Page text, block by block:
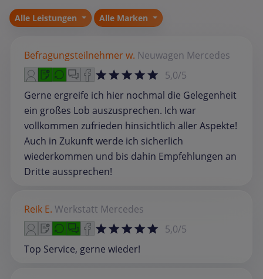
Alle Leistungen Alle Marken
Befragungsteilnehmer w. Neuwagen Mercedes
5,0/5
Gerne ergreife ich hier nochmal die Gelegenheit
ein großes Lob auszusprechen. Ich war
vollkommen zufrieden hinsichtlich aller Aspekte!
Auch in Zukunft werde ich sicherlich
wiederkommen und bis dahin Empfehlungen an
Dritte aussprechen!
Reik E. Werkstatt Mercedes
5,0/5
Top Service, gerne wieder!